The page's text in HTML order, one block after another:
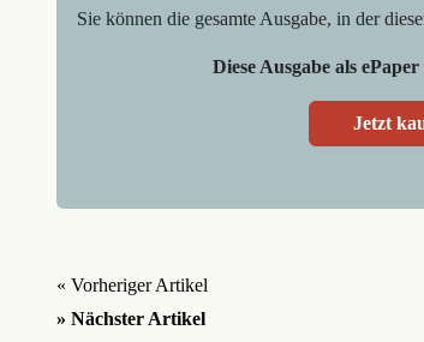
Sie können die gesamte Ausgabe, in der
Diese Ausgabe als
Jetzt
« Vorheriger Artikel
» Nächster Artikel